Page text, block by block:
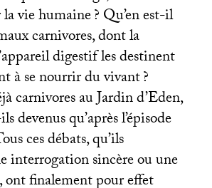
la vie humaine? Qu’en est-il
carnivores, dont la
digestif les destinent
à se nourrir du vivant?
carnivores au Jardin d’Eden,
devenus qu’après l’épisode
ces débats, qu’ils
interrogation sincère ou une
ont finalement pour effet